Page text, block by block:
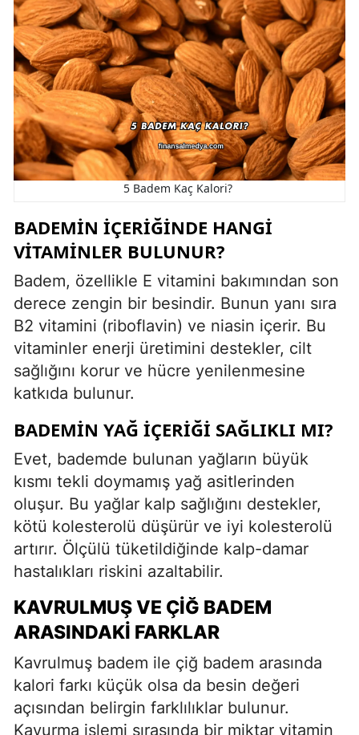
5 Badem Kaç Kalori?
BADEMIN İÇERIĞINDE HANGI
VITAMINLER BULUNUR?
Badem, özellikle E vitamini bakımından son
derece zengin bir besindir. Bunun yanı sıra
B2 vitamini (riboflavin) ve niasin içerir. Bu
vitaminler enerji üretimini destekler, cilt
sağlığını korur ve hücre yenilenmesine
katkıda bulunur.
BADEMIN YAĞ İÇERIĞI SAĞLIKLI MI?
Evet, bademde bulunan yağların büyük
kısmı tekli doymamış yağ asitlerinden
oluşur. Bu yağlar kalp sağlığını destekler,
kötü kolesterolü düşürür ve iyi kolesterolü
artırır. Ölçülü tüketildiğinde kalp-damar
hastalıkları riskini azaltabilir.
KAVRULMUŞ VE ÇIĞ BADEM
ARASINDAKI FARKLAR
Kavrulmuş badem ile çiğ badem arasında
kalori farkı küçük olsa da besin değeri
açısından belirgin farklılıklar bulunur.
Kavurma işlemi sırasında bir miktar vitamin